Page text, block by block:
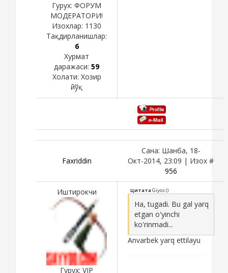
Гурух: ФОРУМ
МОДЕРАТОРИ!
Изохлар: 1130
Тақдирланишлар:
6
Хурмат
даражаси: 59
Холати: Хозир
йўқ
Faxriddin
Сана: Шанба, 18-
Окт-2014, 23:09 | Изох #
956
Иштирокчи
Гурух: VIP
Цитата Giyos()
Ha, tugadi. Bu gal yarq
etgan o'yinchi
ko'rinmadi...
Anvarbek yarq ettilayu